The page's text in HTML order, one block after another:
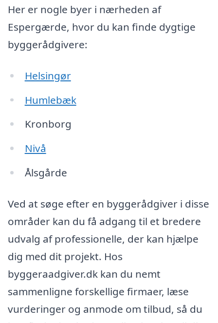
Her er nogle byer i nærheden af
Espergærde, hvor du kan finde dygtige
byggerådgivere:
Helsingør
Humlebæk
Kronborg
Nivå
Ålsgårde
Ved at søge efter en byggerådgiver i disse
områder kan du få adgang til et bredere
udvalg af professionelle, der kan hjælpe
dig med dit projekt. Hos
byggeraadgiver.dk kan du nemt
sammenligne forskellige firmaer, læse
vurderinger og anmode om tilbud, så du